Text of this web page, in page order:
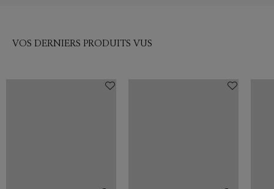
VOS DERNIERS PRODUITS VUS